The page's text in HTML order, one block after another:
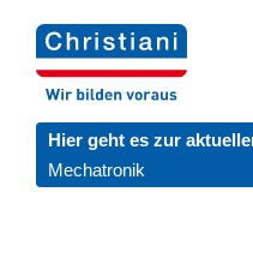
Hier geht es zur
Mechatronik